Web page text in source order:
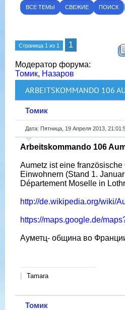
ВСЕ ТЕМЫ СВЕЖИЕ ПОИСК
Страница 1 из 1 1
Модератор форума:
Томик, Назаров
ARBEITSKOMMANDO 106
Томик
Дата: Пятница, 19 Апреля 2013,
Arbeitskommando 106
Aumetz ist eine
Einwohnern (Stand 1.
Département Moselle in
http://de.wikipedia.org/wiki/
https://maps.google.de/
Ауметц- община во
Tamara
Томик